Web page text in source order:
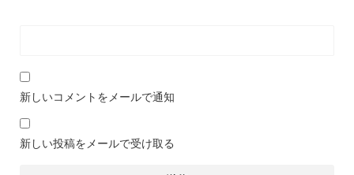
新しいコメントをメールで通知
新しい投稿をメールで受け取る